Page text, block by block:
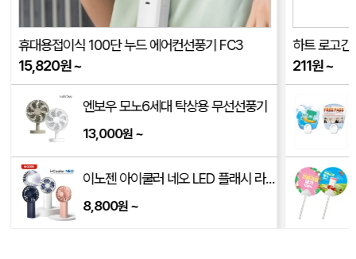
휴대용접이식 100단 누드 에어컨선풍기 FC3
15,820원~
엔보우 모노6세대 탁상용 무선선풍기
13,000원~
이노젠 아이쿨러 네오 LED 플래시 라이트 겸용 휴대용 선풍기 INOZEN i-cooler NEO
8,800원~
하트 로고
211원~